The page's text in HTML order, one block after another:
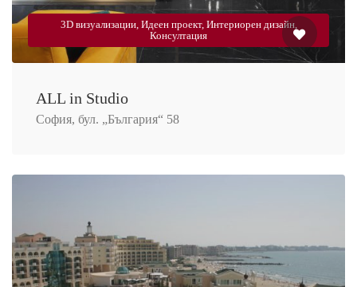
3D визуализации, Идеен проект, Интериорен дизайн,
Консултация
ALL in Studio
София, бул. „България“ 58